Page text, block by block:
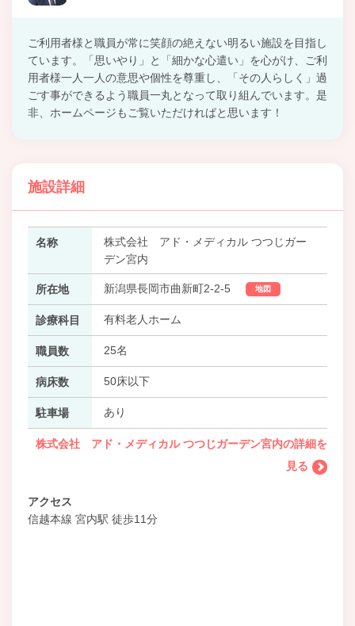
ご利用者様と職員が常に笑顔の絶えない明るい施設を目指し
ています。「思いやり」と「細かな心遣い」を心がけ、ご利
用者様一人一人の意思や個性を尊重し、「その人らしく」過
ごす事ができるよう職員一丸となって取り組んでいます。是
非、ホームページもご覧いただければと思います！
施設詳細
名称
株式会社 アド・メディカル つつじガー
デン宮内
所在地 新潟県長岡市曲新町2-2-5 地図
診療科目 有料老人ホーム
職員数 25名
病床数 50床以下
駐車場 あり
株式会社 アド・メディカル つつじガーデン宮内の詳細を
見る
アクセス
信越本線 宮内駅 徒歩11分